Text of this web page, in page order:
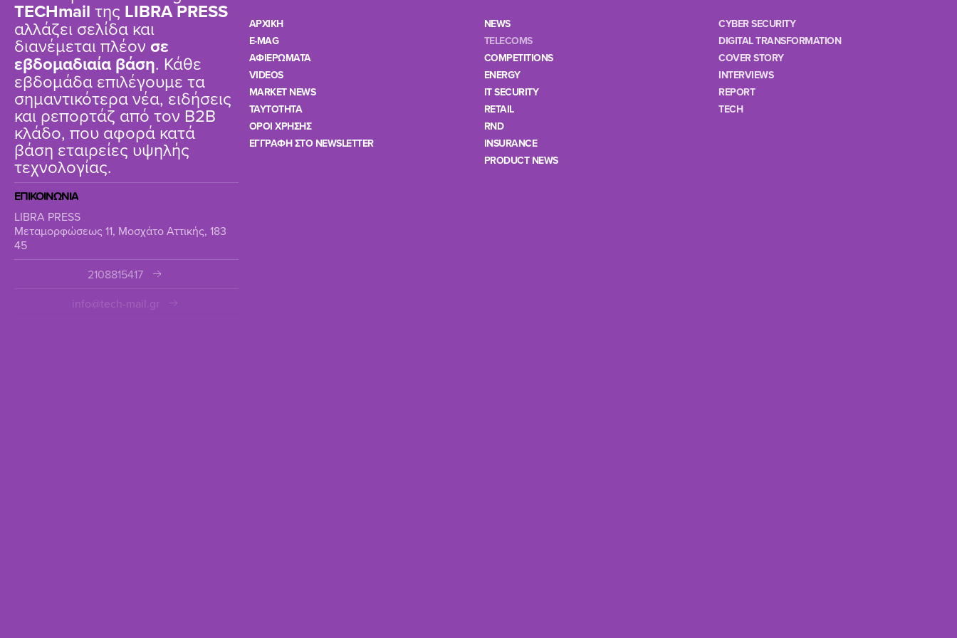
TΕCHmail της LIBRA PRESS
αλλάζει σελίδα και
διανέμεται πλέον σε
εβδομαδιαία βάση. Κάθε
εβδομάδα επιλέγουμε τα
σημαντικότερα νέα, ειδήσεις
και ρεπορτάζ από τον B2B
κλάδο, που αφορά κατά
βάση εταιρείες υψηλής
τεχνολογίας.
ΕΠΙΚΟΙΝΩΝΙΑ
LIBRA PRESS
Μεταμορφώσεως 11, Μοσχάτο Αττικής, 183
45
2108815417
info@tech-mail.gr
ΑΡΧΙΚΗ
E-MAG
ΑΦΙΕΡΩΜΑΤΑ
VIDEOS
MARKET NEWS
TAYTOTHTA
ΟΡΟΙ ΧΡΗΣΗΣ
ΕΓΓΡΑΦΗ ΣΤΟ NEWSLETTER
NEWS
TELECOMS
COMPETITIONS
ENERGY
IT SECURITY
RETAIL
RND
INSURANCE
PRODUCT NEWS
CYBER SECURITY
DIGITAL TRANSFORMATION
COVER STORY
INTERVIEWS
REPORT
TECH